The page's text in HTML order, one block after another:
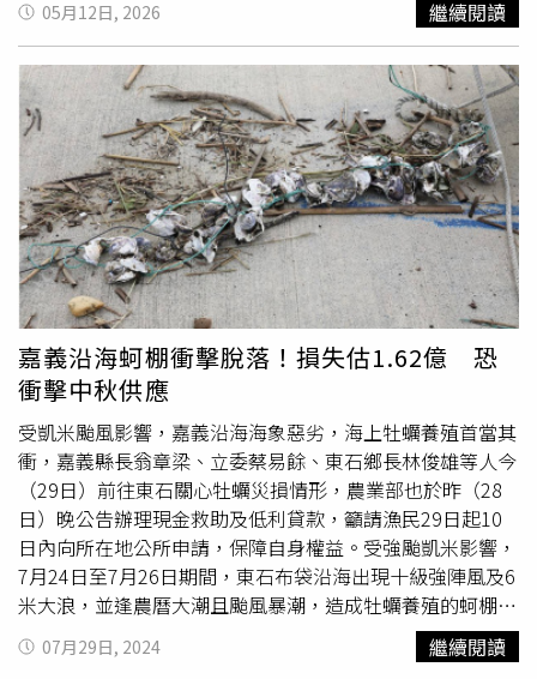
龜。經海洋保育署鑑定後，確認是全球極度瀕危的第1級保
育類動物「革龜（Leatherback sea turtle）」。第四岸巡
隊指出，革龜是世界上體型最大的海龜之一，背部由韌性極
強的皮革質組織覆蓋，外型宛如深海中的皮革裝甲；由於革
龜主要活動於大洋深水域，極少出現在地形平緩的台灣西部
淺灘，這次意外出現在外傘頂洲海域，讓現場人員相當驚
訝。第四岸巡隊獲報後，立刻聯繫海保署、海生館獸醫團隊
及地方政府農業處進行會檢，判斷革龜僅有輕微擦挫傷，狀
況穩定，符合立即野放標準。最後，在各方人員的合作下，
這隻重達約200公斤的海洋稀客「革龜」被順利野放回大
海。海巡署中部分署第四岸巡隊與漁民合作野放「革龜」。
（圖／第四岸巡隊提供）第四岸巡隊指出，這是海洋保育署
自2018年成立以來，首次完成「活體救援並成功野放」的
真實案例。第四岸巡隊也呼籲，漁民若在海上作業時發現誤
捕、擱淺或受傷的保育類生物，請立即撥打海巡署「118」
報案專線，一起攜手守護這片蔚藍大海的珍貴生命，為海洋
永續盡一份心力。目前該隻「革龜」已順利回歸大海。（圖
／第四岸巡隊提供）
05月12日, 2026 繼續閱讀
嘉義沿海蚵棚衝擊脫落！損失估1.62億 恐
衝擊中秋供應
受凱米颱風影響，嘉義沿海海象惡劣，海上牡蠣養殖首當其
衝，嘉義縣長翁章梁、立委蔡易餘、東石鄉長林俊雄等人今
（29日）前往東石關心牡蠣災損情形，農業部也於昨（28
日）晚公告辦理現金救助及低利貸款，籲請漁民29日起10
日內向所在地公所申請，保障自身權益。受強颱凱米影響，
7月24日至7月26日期間，東石布袋沿海出現十級強陣風及6
米大浪，並逢農曆大潮且颱風暴潮，造成牡蠣養殖的蚵棚流
失、撞擊堆疊、蚵粒脫落等損害；翁章梁指出，本次災損將
影響中秋節烤蚵及市場上供應，目前農業部已公告相關救
07月29日, 2024 繼續閱讀